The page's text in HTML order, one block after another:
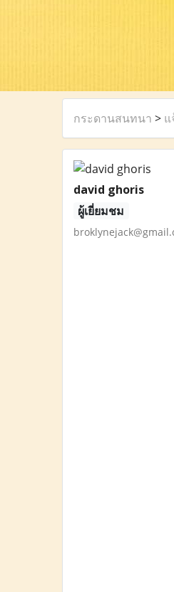
กระดานสนทนา > แ
david ghoris
ผู้เยี่ยมชม